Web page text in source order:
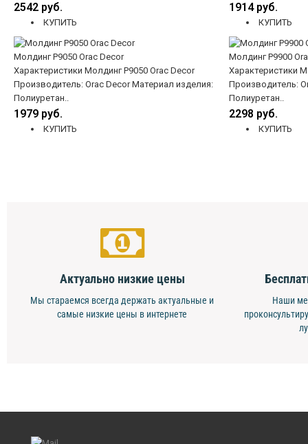
2542 руб.
КУПИТЬ
1914 руб.
КУПИТЬ
Молдинг P9050 Orac Decor
Характеристики Молдинг P9050 Orac Decor
Производитель: Orac Decor Материал изделия:
Полиуретан..
1979 руб.
КУПИТЬ
Молдинг P9900
Характеристики
Производитель:
Полиуретан..
2298 руб.
КУПИТЬ
Актуально низкие цены
Мы стараемся всегда держать актуальные и
самые низкие цены в интернете
Наши